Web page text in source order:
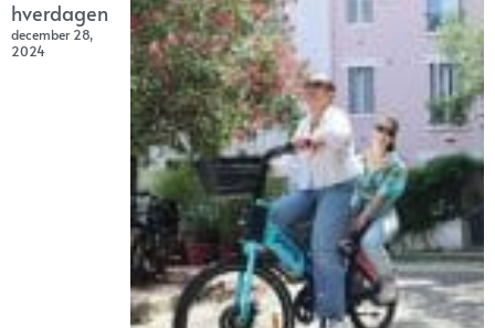
hverdagen
december 28,
2024